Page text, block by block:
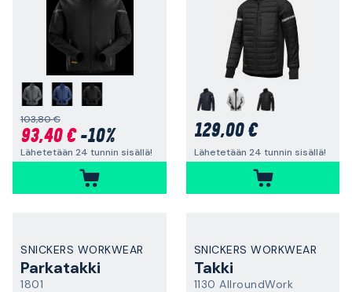
103,80 €
93,40 €-10%
Lähetetään 24 tunnin sisällä!
129,00 €
Lähetetään 24 tunnin sisällä!
SNICKERS WORKWEAR
Parkatakki
1801
SNICKERS WORKWEAR
Takki
1130 AllroundWork